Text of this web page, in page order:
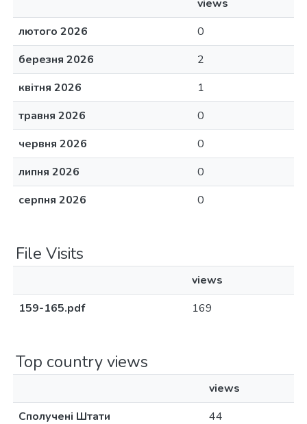
views
лютого 2026
0
березня 2026
2
квітня 2026
1
травня 2026
0
червня 2026
0
липня 2026
0
серпня 2026
0
File Visits
views
159-165.pdf
169
Top country views
views
Сполучені Штати
44